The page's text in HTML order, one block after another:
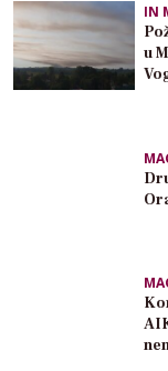
IN
u